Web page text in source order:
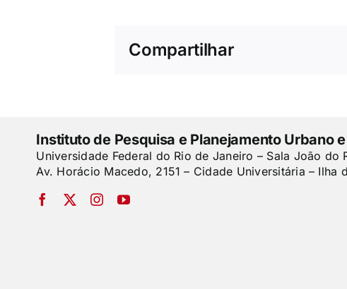
Compartilhar
Instituto de Pesquisa e Planejamento Urbano e
Universidade Federal do Rio de Janeiro – Sala João do
Av. Horácio Macedo, 2151 – Cidade Universitária – Ilha